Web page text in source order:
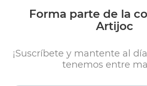
Forma parte de la
Artijoc
¡Suscríbete y mantente al
tenemos entre